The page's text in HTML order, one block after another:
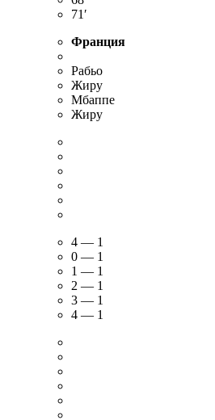
71′
Франция
Рабьо
Жиру
Мбаппе
Жиру
4 — 1
0 — 1
1 — 1
2 — 1
3 — 1
4 — 1